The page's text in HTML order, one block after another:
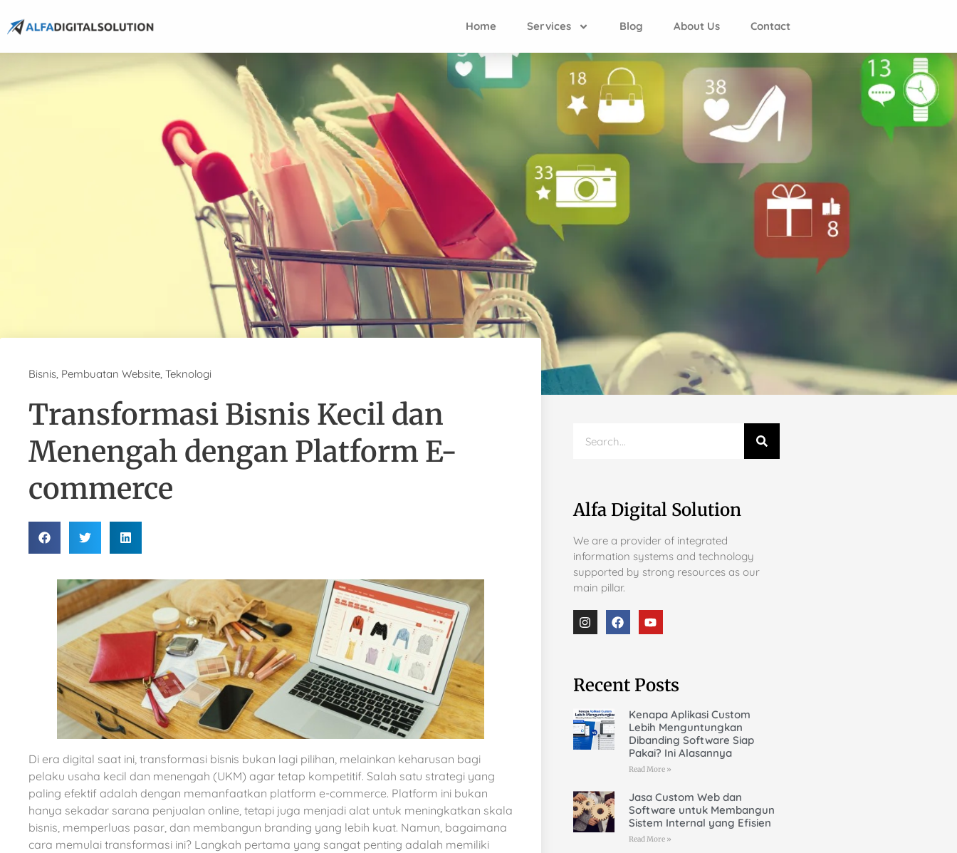
Home Services Blog About Us Contact
Bisnis, Pembuatan Website, Teknologi
Transformasi Bisnis Kecil dan
Menengah dengan Platform E-
commerce
Di era digital saat ini, transformasi bisnis bukan lagi pilihan, melainkan keharusan bagi
pelaku usaha kecil dan menengah (UKM) agar tetap kompetitif. Salah satu strategi yang
paling efektif adalah dengan memanfaatkan platform e-commerce. Platform ini bukan
hanya sekadar sarana penjualan online, tetapi juga menjadi alat untuk meningkatkan skala
bisnis, memperluas pasar, dan membangun branding yang lebih kuat. Namun, bagaimana
cara memulai transformasi ini? Langkah pertama yang sangat penting adalah memiliki
Alfa Digital Solution
We are a provider of integrated
information systems and technology
supported by strong resources as our
main pillar.
Recent Posts
Kenapa Aplikasi Custom
Lebih Menguntungkan
Dibanding Software Siap
Pakai? Ini Alasannya
Read More »
Jasa Custom Web dan
Software untuk Membangun
Sistem Internal yang Efisien
Read More »